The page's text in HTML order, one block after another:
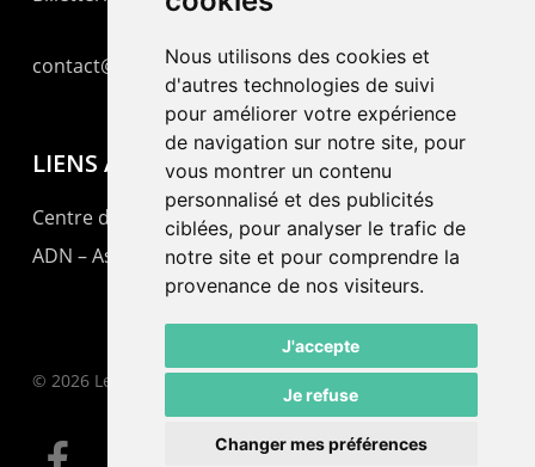
Nous utilisons des cookies et
d'autres technologies de suivi
pour améliorer votre expérience
de navigation sur notre site, pour
vous montrer un contenu
personnalisé et des publicités
ciblées, pour analyser le trafic de
notre site et pour comprendre la
provenance de nos visiteurs.
J'accepte
Je refuse
Changer mes préférences
contact@lepommier.ch
LIENS AMIS
Centre de culture ABC
ADN – Association Danse Neuchâtel
© 2026 Le Pommier.
facebook email